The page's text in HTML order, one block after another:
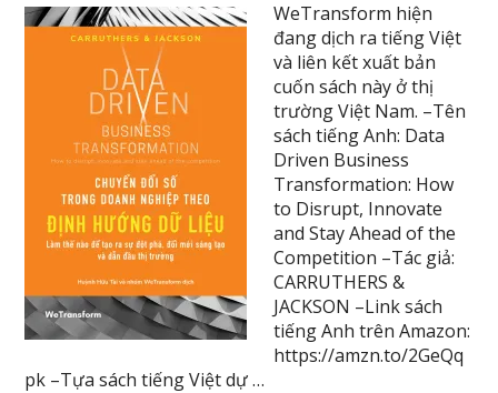
WeTransform hiện
đang dịch ra tiếng Việt
và liên kết xuất bản
cuốn sách này ở thị
trường Việt Nam. –Tên
sách tiếng Anh: Data
Driven Business
Transformation: How
to Disrupt, Innovate
and Stay Ahead of the
Competition –Tác giả:
CARRUTHERS &
JACKSON –Link sách
tiếng Anh trên Amazon:
https://amzn.to/2GeQq
pk –Tựa sách tiếng Việt dự …